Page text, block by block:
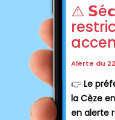
⚠️
Alerte du
👉️ Le
la Cèze
en alerte